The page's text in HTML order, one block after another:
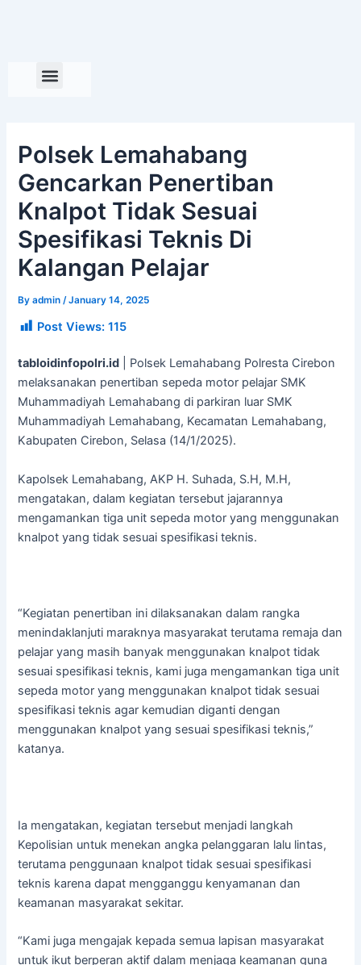
Polsek Lemahabang
Gencarkan Penertiban
Knalpot Tidak Sesuai
Spesifikasi Teknis Di
Kalangan Pelajar
Byadmin /January 14, 2025
Post Views: 115
tabloidinfopolri.id | Polsek Lemahabang Polresta Cirebon
melaksanakan penertiban sepeda motor pelajar SMK
Muhammadiyah Lemahabang di parkiran luar SMK
Muhammadiyah Lemahabang, Kecamatan Lemahabang,
Kabupaten Cirebon, Selasa (14/1/2025).
Kapolsek Lemahabang, AKP H. Suhada, S.H, M.H,
mengatakan, dalam kegiatan tersebut jajarannya
mengamankan tiga unit sepeda motor yang menggunakan
knalpot yang tidak sesuai spesifikasi teknis.
“Kegiatan penertiban ini dilaksanakan dalam rangka
menindaklanjuti maraknya masyarakat terutama remaja dan
pelajar yang masih banyak menggunakan knalpot tidak
sesuai spesifikasi teknis, kami juga mengamankan tiga unit
sepeda motor yang menggunakan knalpot tidak sesuai
spesifikasi teknis agar kemudian diganti dengan
menggunakan knalpot yang sesuai spesifikasi teknis,”
katanya.
Ia mengatakan, kegiatan tersebut menjadi langkah
Kepolisian untuk menekan angka pelanggaran lalu lintas,
terutama penggunaan knalpot tidak sesuai spesifikasi
teknis karena dapat mengganggu kenyamanan dan
keamanan masyarakat sekitar.
“Kami juga mengajak kepada semua lapisan masyarakat
untuk ikut berperan aktif dalam menjaga keamanan guna